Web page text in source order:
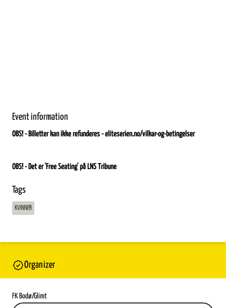
Event information
OBS! - Billetter kan ikke refunderes - eliteserien.no/vilkar-og-betingelser
OBS! - Det er 'Free Seating' på LNS Tribune
Tags
KVINNER
Organizer
FK Bodø/Glimt